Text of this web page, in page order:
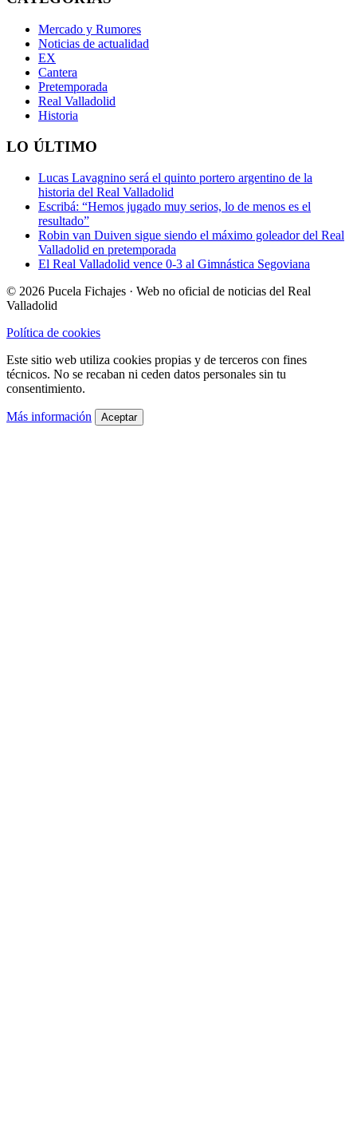
Mercado y Rumores
Noticias de actualidad
EX
Cantera
Pretemporada
Real Valladolid
Historia
LO ÚLTIMO
Lucas Lavagnino será el quinto portero argentino de la
historia del Real Valladolid
Escribá: “Hemos jugado muy serios, lo de menos es el
resultado”
Robin van Duiven sigue siendo el máximo goleador del Real
Valladolid en pretemporada
El Real Valladolid vence 0-3 al Gimnástica Segoviana
© 2026 Pucela Fichajes · Web no oficial de noticias del Real
Valladolid
Política de cookies
Este sitio web utiliza cookies propias y de terceros con fines
técnicos. No se recaban ni ceden datos personales sin tu
consentimiento.
Más información Aceptar